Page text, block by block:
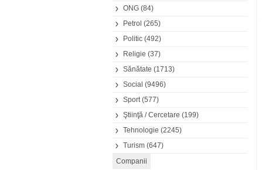
ONG (84)
Petrol (265)
Politic (492)
Religie (37)
Sănătate (1713)
Social (9496)
Sport(577)
Ştiinţă / Cercetare (199)
Tehnologie (2245)
Turism (647)